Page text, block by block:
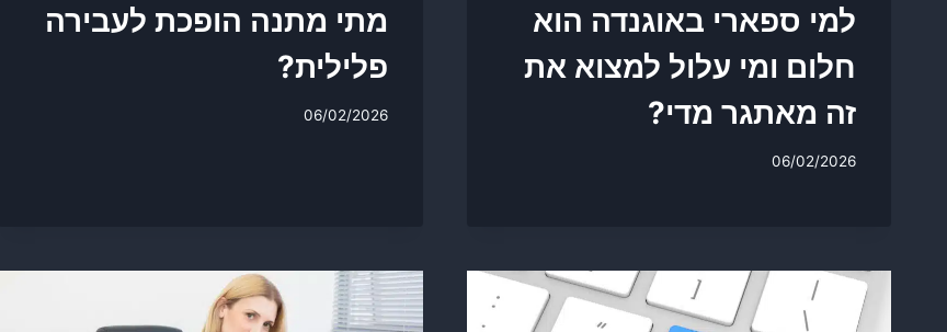
למי ספארי באוגנדה הוא
חלום ומי עלול למצוא את
זה מאתגר מדי?
06/02/2026
מתי מתנה הופכת לעבירה
פלילית?
06/02/2026